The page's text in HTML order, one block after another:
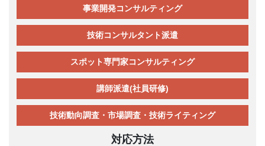
事業開発コンサルティング
技術コンサルタント派遣
スポット専門家コンサルティング
講師派遣(社員研修)
技術動向調査・市場調査・技術ライティング
対応方法